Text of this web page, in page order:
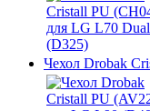
Чехол Drobak